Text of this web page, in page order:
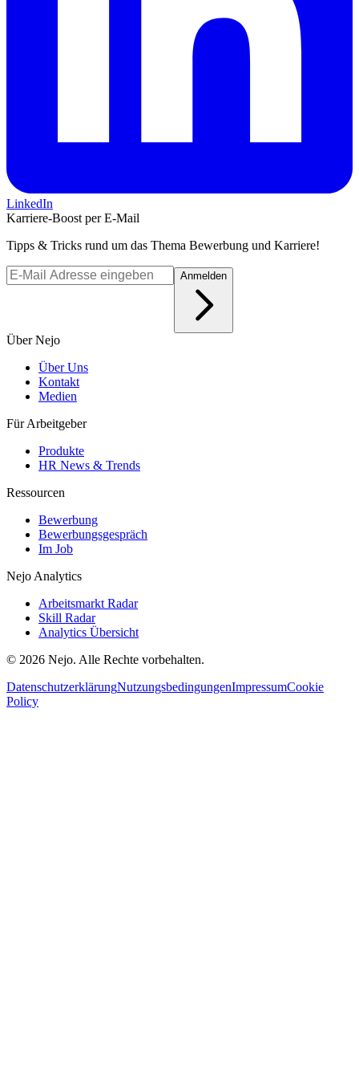
LinkedIn
Karriere-Boost per E-Mail
Tipps & Tricks rund um das Thema Bewerbung und Karriere!
Anmelden
Über Nejo
Über Uns
Kontakt
Medien
Für Arbeitgeber
Produkte
HR News & Trends
Ressourcen
Bewerbung
Bewerbungsgespräch
Im Job
Nejo Analytics
Arbeitsmarkt Radar
Skill Radar
Analytics Übersicht
© 2026 Nejo. Alle Rechte vorbehalten.
DatenschutzerklärungNutzungsbedingungenImpressumCookie
Policy